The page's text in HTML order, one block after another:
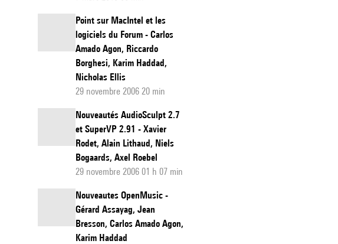
Point sur MacIntel et les
logiciels du Forum - Carlos
Amado Agon, Riccardo
Borghesi, Karim Haddad,
Nicholas Ellis
29 novembre 2006 20 min
Nouveautés AudioSculpt 2.7
et SuperVP 2.91 - Xavier
Rodet, Alain Lithaud, Niels
Bogaards, Axel Roebel
29 novembre 2006 01 h 07 min
Nouveautes OpenMusic -
Gérard Assayag, Jean
Bresson, Carlos Amado Agon,
Karim Haddad